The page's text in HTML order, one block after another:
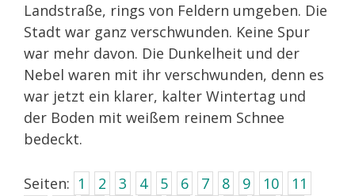
Landstraße, rings von Feldern umgeben. Die
Stadt war ganz verschwunden. Keine Spur
war mehr davon. Die Dunkelheit und der
Nebel waren mit ihr verschwunden, denn es
war jetzt ein klarer, kalter Wintertag und
der Boden mit weißem reinem Schnee
bedeckt.
Seiten: 1 2 3 4 5 6 7 8 9 10
11